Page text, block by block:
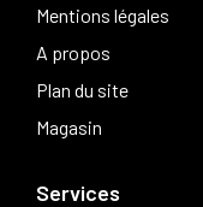
Mentions légales
A propos
Plan du site
Magasin
Services